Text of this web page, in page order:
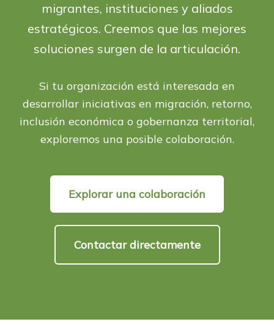
migrantes, instituciones y aliados
estratégicos. Creemos que las mejores
soluciones surgen de la articulación.
Si tu organización está interesada en
desarrollar iniciativas en migración, retorno,
inclusión económica o gobernanza territorial,
exploremos una posible colaboración.
Explorar una colaboración
Contactar directamente